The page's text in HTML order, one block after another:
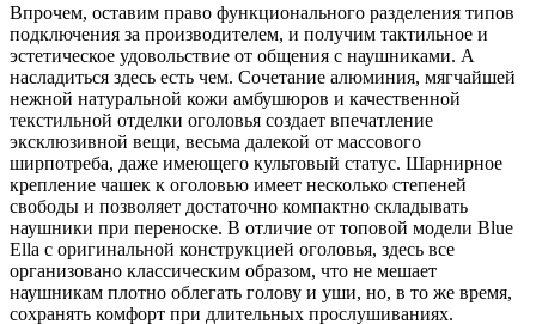
Впрочем, оставим право функционального разделения типов
подключения за производителем, и получим тактильное и
эстетическое удовольствие от общения с наушниками. А
насладиться здесь есть чем. Сочетание алюминия, мягчайшей
нежной натуральной кожи амбушюров и качественной
текстильной отделки оголовья создает впечатление
эксклюзивной вещи, весьма далекой от массового
ширпотреба, даже имеющего культовый статус. Шарнирное
крепление чашек к оголовью имеет несколько степеней
свободы и позволяет достаточно компактно складывать
наушники при переноске. В отличие от топовой модели Blue
Ella с оригинальной конструкцией оголовья, здесь все
организовано классическим образом, что не мешает
наушникам плотно облегать голову и уши, но, в то же время,
сохранять комфорт при длительных прослушиваниях.